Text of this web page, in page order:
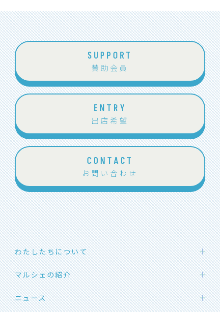
SUPPORT
賛助会員
ENTRY
出店希望
CONTACT
お問い合わせ
わたしたちについて
わたしたちの想い
団体概要
メンバー紹介
マルシェの紹介
ハカタエシカルマーケット
SOLマルシェ
ニュース